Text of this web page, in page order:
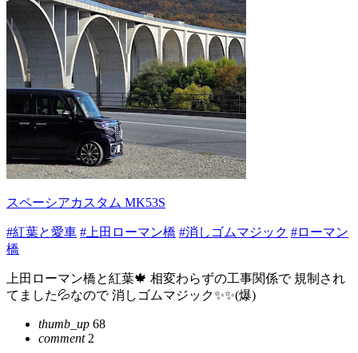
スペーシアカスタム MK53S
#紅葉と愛車 #上田ローマン橋 #消しゴムマジック #ローマン
橋
上田ローマン橋と紅葉🍁 相変わらずの工事関係で 規制され
てました💦なので 消しゴムマジック✨✨(爆)
thumb_up 68
comment2